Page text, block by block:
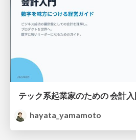
hayata_yamamoto